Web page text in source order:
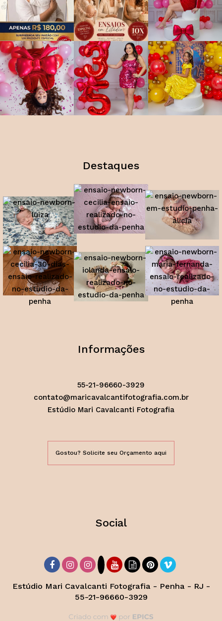
Destaques
Informações
55-21-96660-3929
contato@maricavalcantifotografia.com.br
Estúdio Mari Cavalcanti Fotografia
Gostou? Solicite seu Orçamento aqui
Social
Estúdio Mari Cavalcanti Fotografia - Penha - RJ -
55-21-96660-3929